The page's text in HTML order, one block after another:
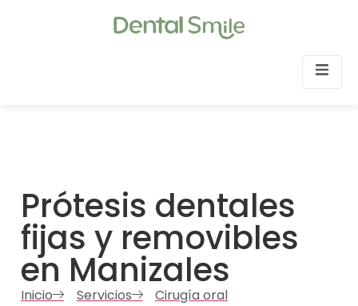
Prótesis dentales
fijas y removibles
en Manizales
Inicio Servicios Cirugía oral